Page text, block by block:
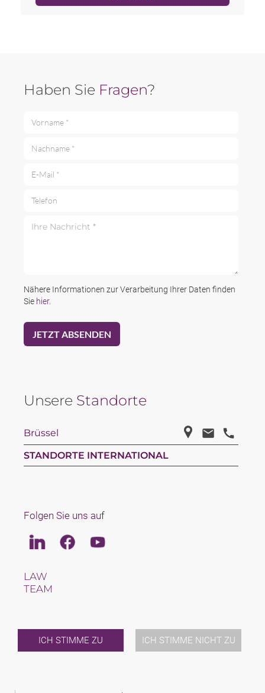
ICH STIMME ZU ICH STIMME NICHT ZU
Haben Sie Fragen?
Nähere Informationen zur Verarbeitung Ihrer Daten finden
Sie hier.
Unsere Standorte
Brüssel
STANDORTE INTERNATIONAL
Folgen Sie uns auf
LinkedinFacebookYoutube
LAW
TEAM
NEWS & JUSFUL
VERANSTALTUNGEN